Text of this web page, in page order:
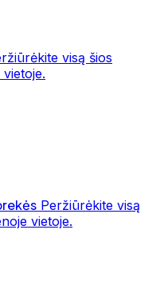
visą šios
Peržiūrėkite visą
vietoje.